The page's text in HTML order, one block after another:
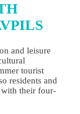
and leisure
tourist
residents and
with their four-